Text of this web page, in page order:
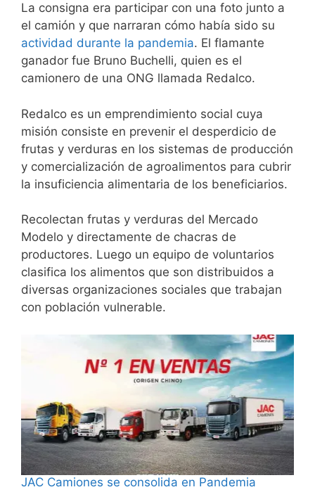
La consigna era participar con una foto junto a
el camión y que narraran cómo había sido su
actividad durante la pandemia. El flamante
ganador fue Bruno Buchelli, quien es el
camionero de una ONG llamada Redalco.
Redalco es un emprendimiento social cuya
misión consiste en prevenir el desperdicio de
frutas y verduras en los sistemas de producción
y comercialización de agroalimentos para cubrir
la insuficiencia alimentaria de los beneficiarios.
Recolectan frutas y verduras del Mercado
Modelo y directamente de chacras de
productores. Luego un equipo de voluntarios
clasifica los alimentos que son distribuidos a
diversas organizaciones sociales que trabajan
con población vulnerable.
JAC Camiones se consolida en Pandemia